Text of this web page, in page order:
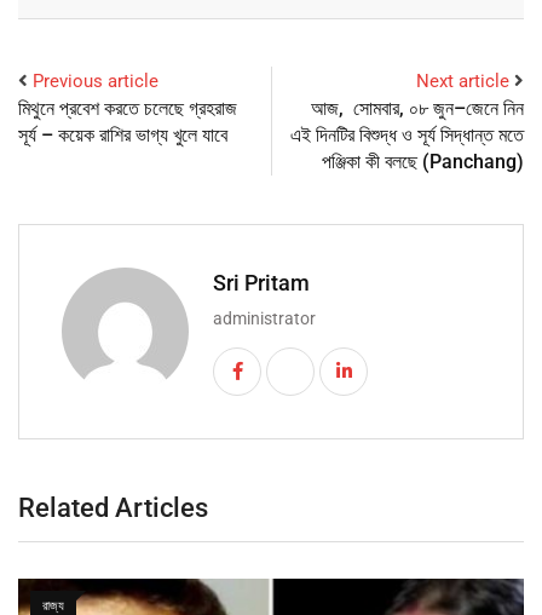
Previous article
মিথুনে প্রবেশ করতে চলেছে গ্রহরাজ
সূর্য – কয়েক রাশির ভাগ্য খুলে যাবে
Next article
আজ, সোমবার, ০৮ জুন–জেনে নিন
এই দিনটির বিশুদ্ধ ও সূর্য সিদ্ধান্ত মতে
পঞ্জিকা কী বলছে (Panchang)
Sri Pritam
administrator
Related Articles
রাজ্য